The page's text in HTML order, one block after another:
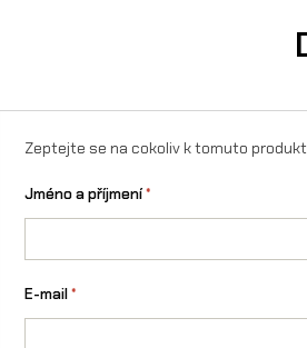
Zeptejte se na cokoliv k tomuto
Jméno a příjmení*
E-mail*